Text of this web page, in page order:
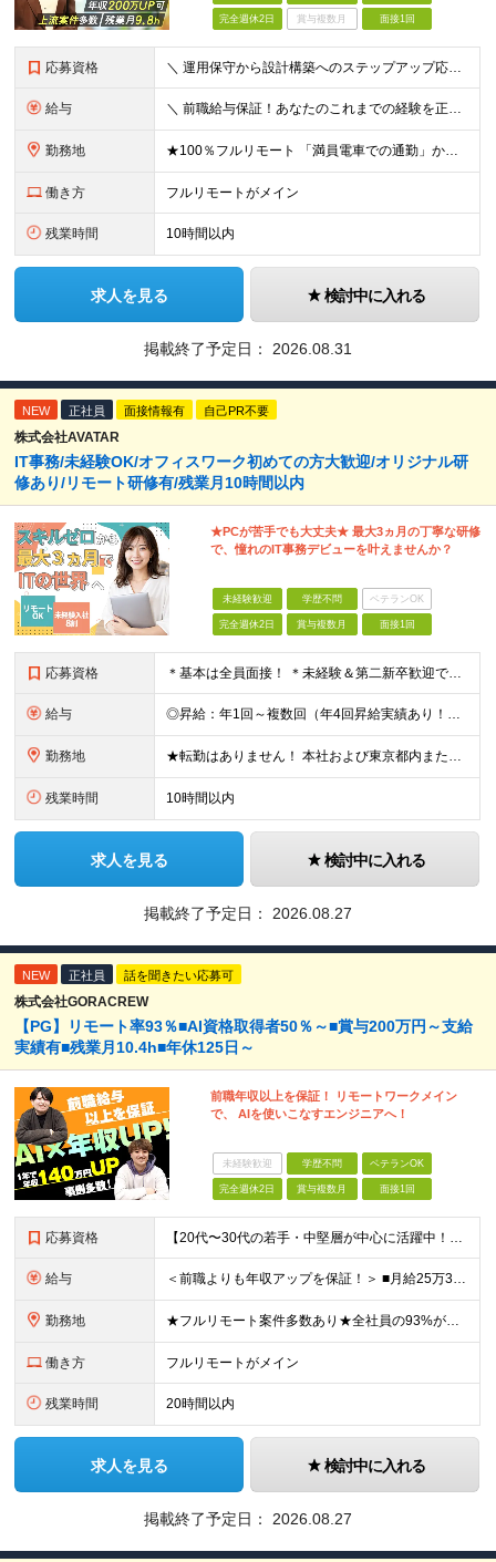
完全週休2日 賞与複数月 面接1回
応募資格 ＼ 運用保守から設計構築へのステップアップ応援！ ／ ★学歴・分野不問（運用保守経験のみでも歓迎） ★「設計・構築に挑戦したい」「市場価値を高めたい」という意欲を重視！ ┗豊富な案件（SIer直下など
給与 ＼ 前職給与保証！あなたのこれまでの経験を正当評価 ／ ★月収50万円～スタート！【年俸600万～1,162万8,000円（12分割）】 ――「頑張りが給与に直結しない…」そんな不満とは無縁の環境で
勤務地 ★100％フルリモート 「満員電車での通勤」から卒業できます！ ★転勤なし 【本社】 東京都新宿区神楽坂1-2 研究社英語センタービル3階 本社またはプロジェクト先にて勤務いただきます！ ※プロジ
働き方 フルリモートがメイン
残業時間 10時間以内
求人を見る 検討中に入れる
掲載終了予定日： 2026.08.31
NEW 正社員 面接情報有 自己PR不要
株式会社AVATAR
IT事務/未経験OK/オフィスワーク初めての方大歓迎/オリジナル研
修あり/リモート研修有/残業月10時間以内
★PCが苦手でも大丈夫★ 最大3ヵ月の丁寧な研修
で、憧れのIT事務デビューを叶えませんか？
未経験歓迎 学歴不問 ベテランOK
完全週休2日 賞与複数月 面接1回
応募資格 ＊基本は全員面接！ ＊未経験＆第二新卒歓迎です☆ ◆学歴不問 ＊過去の経験は全く問いません！ 「IT業界に興味がある」 「オフィスワークデビューしたい」 など、応募のきっかけを面接で教えてください
給与 ◎昇給：年1回～複数回（年4回昇給実績あり！） 【未経験者】 ◆月給23万円～30万円＋各種手当 ※試用期間6ヶ月あり（試用期間につき月給215,000円となります。その他待遇に差異なし） 【IT
勤務地 ★転勤はありません！ 本社および東京都内または 首都圏を中心とするプロジェクト先での勤務となります。 ※勤務地選択可 ※希望は最大限考慮します ※入社後の転居を伴う転勤なし ◆本社オフィス 東京都
残業時間 10時間以内
求人を見る 検討中に入れる
掲載終了予定日： 2026.08.27
NEW 正社員 話を聞きたい応募可
株式会社GORACREW
【PG】リモート率93％■AI資格取得者50％～■賞与200万円～支給
実績有■残業月10.4h■年休125日～
前職年収以上を保証！ リモートワークメイン
で、 AIを使いこなすエンジニアへ！
未経験歓迎 学歴不問 ベテランOK
完全週休2日 賞与複数月 面接1回
応募資格 【20代〜30代の若手・中堅層が中心に活躍中！】 ●何らかのエンジニア経験をお持ちの方 ●学歴不問 ★こんな方にピッタリ★ ・前職の就労体制に孤独を感じていた方 ・リモートなどでリラックスして働きた
給与 ＜前職よりも年収アップを保証！＞ ■月給25万3,750万円以上＋賞与年2回＋各種手当 ※経験・スキルを考慮の上、当社規定により優遇します。 ※上記金額には月12時間分の固定残業代（2万1,750
勤務地 ★フルリモート案件多数あり★全社員の93%がリモート勤務を活用中 本社（東京都千代田区）または各プロジェクト先（東京・神奈川・千葉・埼玉など） 本社：東京都千代田区岩本町3丁目5−2 合人社東京秋葉
働き方 フルリモートがメイン
残業時間 20時間以内
求人を見る 検討中に入れる
掲載終了予定日： 2026.08.27